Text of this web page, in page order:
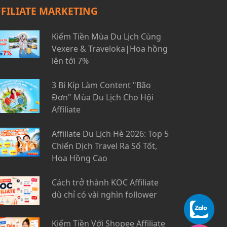
MARKETING
Kiếm Tiền Mùa Du Lịch Cùng
Vexere & Traveloka|Hoa hồng
lên tới 7%
3 Bí Kíp Làm Content "Bão
Đơn" Mùa Du Lịch Cho Hội
Affiliate
Affiliate Du Lịch Hè 2026: Top 5
Chiến Dịch Travel Ra Số Tốt,
Hoa Hồng Cao
Cách trở thành KOC Affiliate
dù chỉ có vài nghìn follower
Kiếm Tiền Với Shopee Affiliate